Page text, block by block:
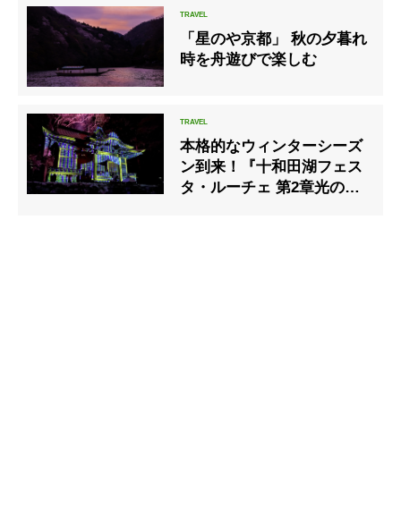
「星のや京都」 秋の夕暮れ
時を舟遊びで楽しむ
本格的なウィンターシーズ
ン到来！『十和田湖フェス
タ・ルーチェ 第2章光の冬